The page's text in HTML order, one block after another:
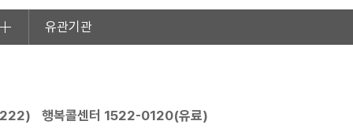
유관기관
) 행복콜센터 1522-0120(유료)